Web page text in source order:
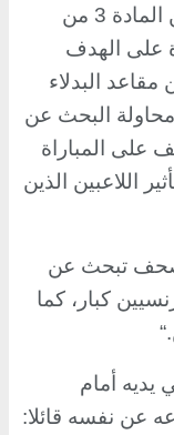
باريزيان” الفرنسية، حول الفقرة 9 من المادة 3 من
على الهدف
مقاعد البدلاء
محاولة البحث عن
على المباراة
اللاعبين الذين
صحف تبحث عن
كبار، كما
“.
يديه أمام
عن نفسه قائلا: